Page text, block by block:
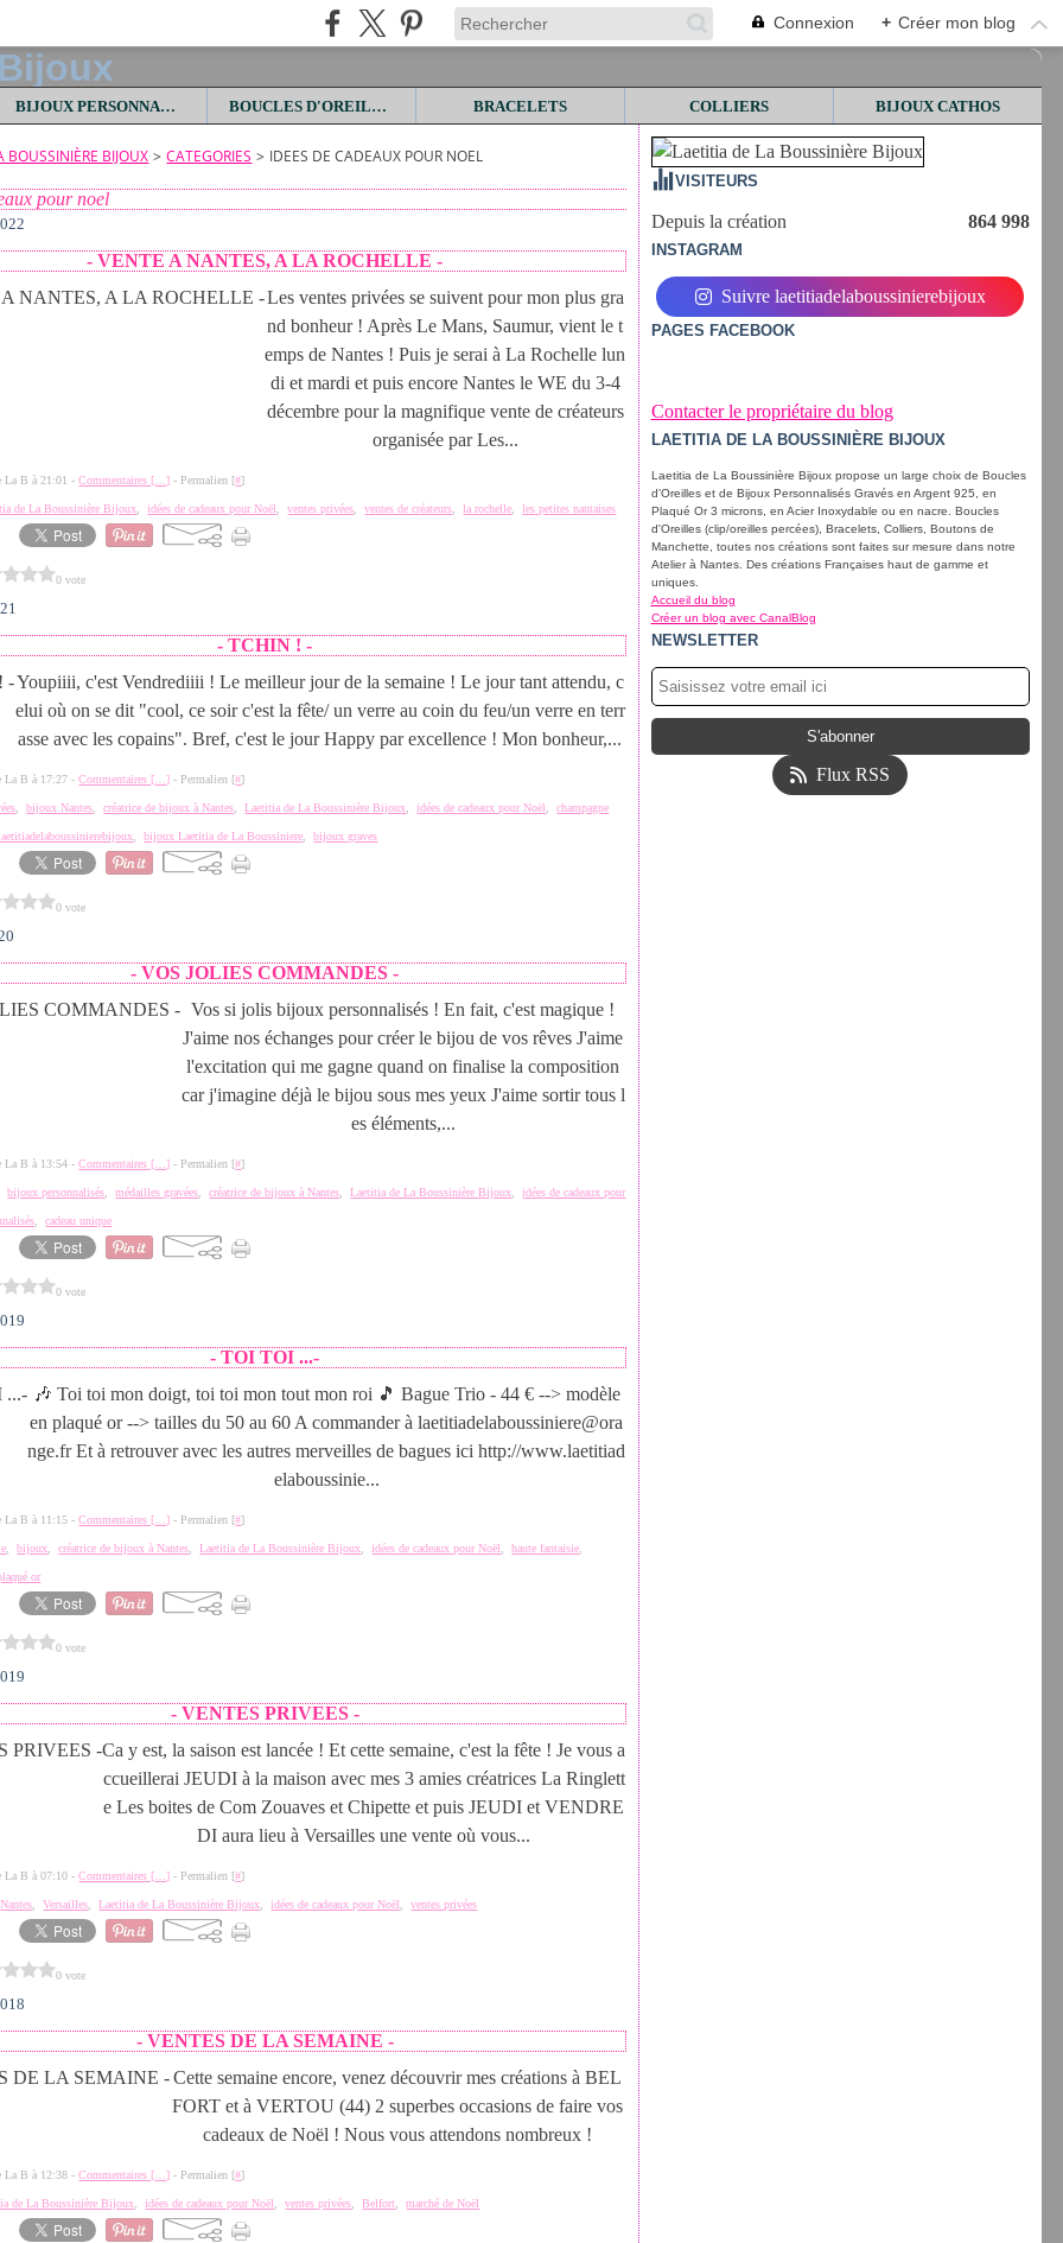
Connexion + Créer mon blog
BIJOUX PERSONNALISES BOUCLES D'OREILLES BRACELETS COLLIERS BIJOUX CATHOS
BOUSSINIÈRE BIJOUX > CATEGORIES > IDEES DE CADEAUX POUR NOEL
pour noel
- VENTE A NANTES, A LA ROCHELLE -
Les ventes privées se suivent pour mon plus gra
nd bonheur ! Après Le Mans, Saumur, vient le t
emps de Nantes ! Puis je serai à La Rochelle lun
di et mardi et puis encore Nantes le WE du 3-4
décembre pour la magnifique vente de créateurs
organisée par Les...
La B à 21:01 -Commentaires [ …] - Permalien [#]
de La Boussinière Bijoux ,idées de cadeaux pour Noël ,ventes privées ,ventes de créateurs ,la rochelle ,les petites nantaises
0 vote
- TCHIN ! -
Youpiiii, c'est Vendrediiii ! Le meilleur jour de la semaine ! Le jour tant attendu, c
elui où on se dit "cool, ce soir c'est la fête/ un verre au coin du feu/un verre en terr
asse avec les copains". Bref, c'est le jour Happy par excellence ! Mon bonheur,...
La B à 17:27 -Commentaires [ …] - Permalien [#]
,bijoux Nantes ,créatrice de bijoux à Nantes ,Laetitia de La Boussinière Bijoux ,idées de cadeaux pour Noël ,champagne
,bijoux Laetitia de La Boussiniere ,bijoux graves
0 vote
- VOS JOLIES COMMANDES -
Vos si jolis bijoux personnalisés ! En fait, c'est magique !
J'aime nos échanges pour créer le bijou de vos rêves J'aime
l'excitation qui me gagne quand on finalise la composition
car j'imagine déjà le bijou sous mes yeux J'aime sortir tous l
es éléments,...
La B à 13:54 -Commentaires [ …] - Permalien [#]
,bijoux personnalisés ,médailles gravées ,créatrice de bijoux à Nantes ,Laetitia de La Boussinière Bijoux ,idées de cadeaux pour
,cadeau unique
0 vote
- TOI TOI ...-
🎶 Toi toi mon doigt, toi toi mon tout mon roi 🎵 Bague Trio - 44 € --> modèle
en plaqué or --> tailles du 50 au 60 A commander à laetitiadelaboussiniere@ora
nge.fr Et à retrouver avec les autres merveilles de bagues ici http://www.laetitiad
elaboussinie...
La B à 11:15 -Commentaires [ …] - Permalien [#]
,bijoux ,créatrice de bijoux à Nantes ,Laetitia de La Boussinière Bijoux ,idées de cadeaux pour Noël ,haute fantaisie
or
0 vote
- VENTES PRIVEES -
Ca y est, la saison est lancée ! Et cette semaine, c'est la fête ! Je vous a
ccueillerai JEUDI à la maison avec mes 3 amies créatrices La Ringlett
e Les boites de Com Zouaves et Chipette et puis JEUDI et VENDRE
DI aura lieu à Versailles une vente où vous...
La B à 07:10 -Commentaires [ …] - Permalien [#]
Nantes ,Versailles ,Laetitia de La Boussinière Bijoux ,idées de cadeaux pour Noël ,ventes privées
0 vote
- VENTES DE LA SEMAINE -
Cette semaine encore, venez découvrir mes créations à BEL
FORT et à VERTOU (44) 2 superbes occasions de faire vos
cadeaux de Noël ! Nous vous attendons nombreux !
La B à 12:38 -Commentaires [ …] - Permalien [#]
de La Boussinière Bijoux ,idées de cadeaux pour Noël ,ventes privées ,Belfort ,marché de Noël
VISITEURS
Depuis la création 864 998
INSTAGRAM
Suivre laetitiadelaboussinierebijoux
PAGES FACEBOOK
Contacter le propriétaire du blog
LAETITIA DE LA BOUSSINIÈRE BIJOUX
Laetitia de La Boussinière Bijoux propose un large choix de Boucles
d'Oreilles et de Bijoux Personnalisés Gravés en Argent 925, en
Plaqué Or 3 microns, en Acier Inoxydable ou en nacre. Boucles
d'Oreilles (clip/oreilles percées), Bracelets, Colliers, Boutons de
Manchette, toutes nos créations sont faites sur mesure dans notre
Atelier à Nantes. Des créations Françaises haut de gamme et
uniques.
Accueil du blog
Créer un blog avec CanalBlog
NEWSLETTER
Flux RSS